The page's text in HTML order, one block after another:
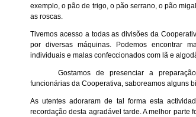
exemplo, o pão de trigo, o pão serrano, o pão
as roscas.
Tivemos acesso a todas as divisões da
por diversas máquinas. Podemos encontrar
individuais e malas confeccionados com lã e
Gostamos de presenciar a
funcionárias da Cooperativa, saboreamos alguns
As utentes adoraram de tal forma esta
recordação desta agradável tarde. A melhor parte